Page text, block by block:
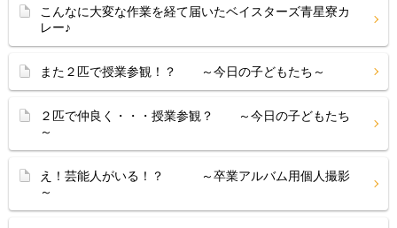
こんなに大変な作業を経て届いたベイスターズ青星寮カ
レー♪
また２匹で授業参観！？ ～今日の子どもたち～
２匹で仲良く・・・授業参観？ ～今日の子どもたち
～
え！芸能人がいる！？ ～卒業アルバム用個人撮影
～